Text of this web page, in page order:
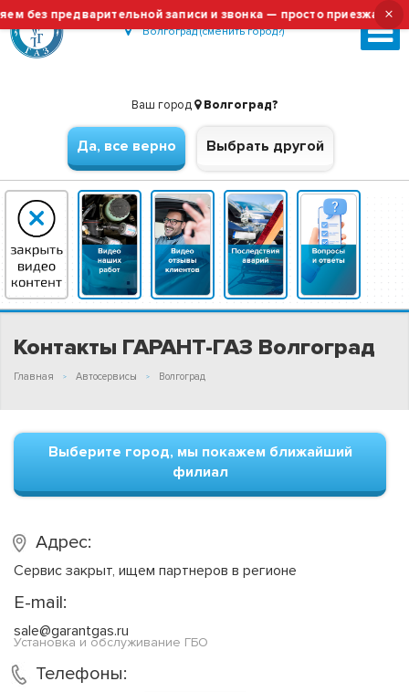
предварительной записи и звонка — просто приезжайте!×
Волгоград (сменить город?)
Ваш город Волгоград?
Да, все верно Выбрать другой
Контакты ГАРАНТ-ГАЗ Волгоград
Главная Автосервисы Волгоград
Выберите город, мы покажем ближайший
филиал
Адрес:
Сервис закрыт, ищем партнеров в регионе
E-mail:
sale@garantgas.ru
Установка и обслуживание ГБО
Телефоны: